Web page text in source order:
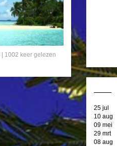
| 1002 keer gelezen
25 jul
10 aug
09 mei
29 mrt
08 aug